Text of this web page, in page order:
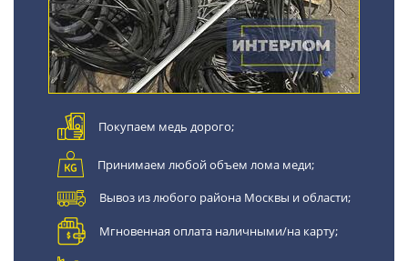
Покупаем медь дорого;
Принимаем любой объем лома меди;
Вывоз из любого района Москвы и области;
Мгновенная оплата наличными/на карту;